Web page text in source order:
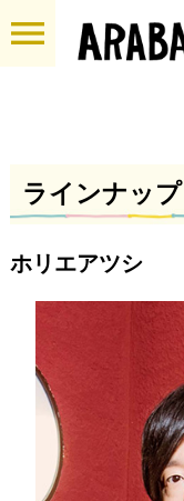
menu
ラインナップ
ホリエアツシ